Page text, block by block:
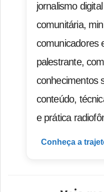
jornalismo
comunitária,
comunicadores
palestrante,
conhecimentos
conteúdo,
e prática
Conheça a